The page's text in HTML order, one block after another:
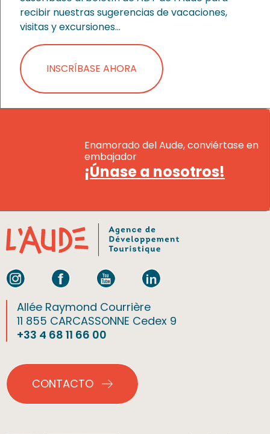
recibir nuestras sugerencias de vacaciones,
visitas y excursiones…
INSCRÍBASE AHORA
Enamorado del Aude, conviértase en
embajador
¡Únase a nosotros!
Allée Raymond Courrière
11 855 CARCASSONNE Cedex 9
+33 4 68 11 66 00
CONTACTO